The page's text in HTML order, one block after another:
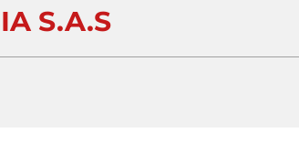
S.A.S